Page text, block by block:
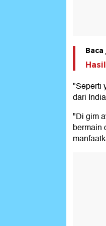
Baca
"Seperti
dari
"Di gim
bermain